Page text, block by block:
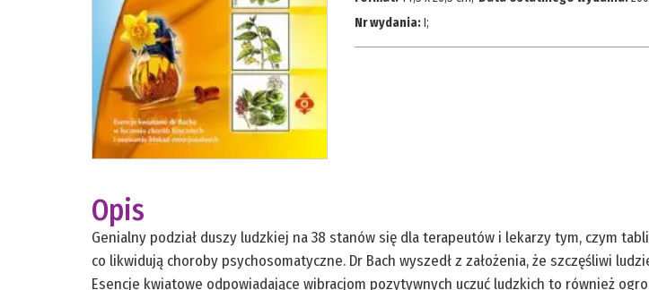
Nr wydania:I;
Opis
Genialny podział duszy ludzkiej na 38 stanów się dla terapeutów i lekarzy tym, czym
co likwidują choroby psychosomatyczne. Dr Bach wyszedł z założenia, że szczęśliwi
Esencje kwiatowe odpowiadające wibracjom pozytywnych uczuć ludzkich to również